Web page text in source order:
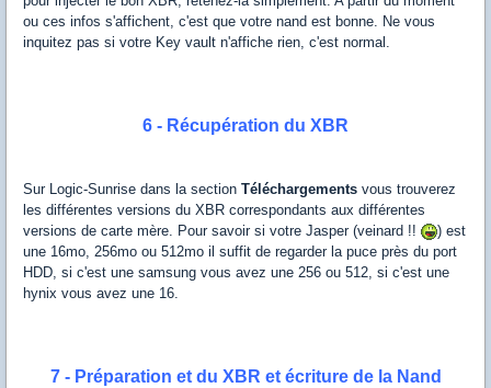
ou ces infos s'affichent, c'est que votre nand est bonne. Ne vous
inquitez pas si votre Key vault n'affiche rien, c'est normal.
6 - Récupération du XBR
Sur Logic-Sunrise dans la section Téléchargements vous trouverez
les différentes versions du XBR correspondants aux différentes
versions de carte mère. Pour savoir si votre Jasper (veinard !!
) est
une 16mo, 256mo ou 512mo il suffit de regarder la puce près du port
HDD, si c'est une samsung vous avez une 256 ou 512, si c'est une
hynix vous avez une 16.
7 - Préparation et du XBR et écriture de la Nand